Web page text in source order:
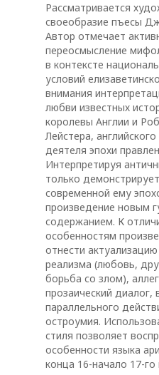
Рассматривается
своеобразие пъесы
Автор отмечает
переосмысление
в контексте
условий
внимания
любви известных
королевы Англии и
Лейстера,
деятеля эпохи
Интерпретируя
только
современной ему
произведение новым
содержанием. К
особенностям
отнести
реализма (любовь,
борьба со злом),
прозаический
параллельного
остроумия.
стиля позволяет
особенности языка
конца 16-начало 17-го